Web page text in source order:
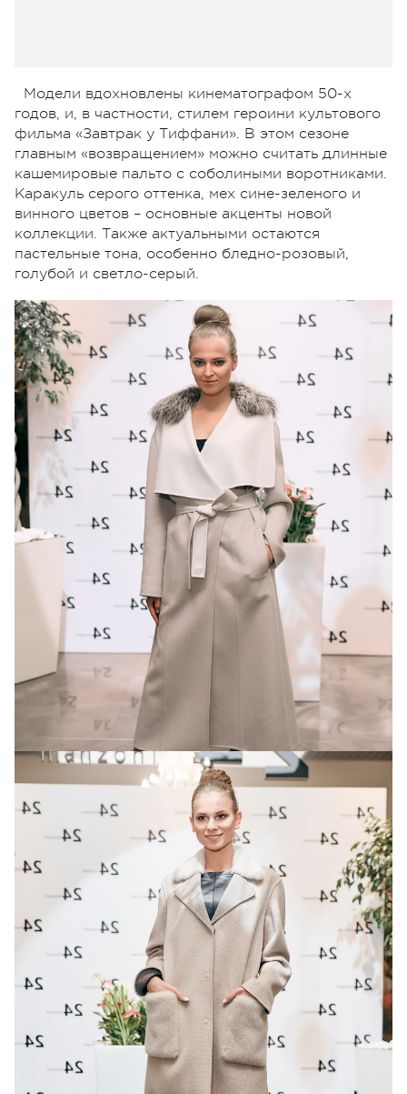
Модели вдохновлены кинематографом 50-х
годов, и, в частности, стилем героини культового
фильма «Завтрак у Тиффани». В этом сезоне
главным «возвращением» можно считать длинные
кашемировые пальто с соболиными воротниками.
Каракуль серого оттенка, мех сине-зеленого и
винного цветов – основные акценты новой
коллекции. Также актуальными остаются
пастельные тона, особенно бледно-розовый,
голубой и светло-серый.